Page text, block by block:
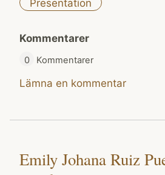
Presentation
Kommentarer
0 Kommentarer
Lämna en kommentar
Emily Johana Ruiz